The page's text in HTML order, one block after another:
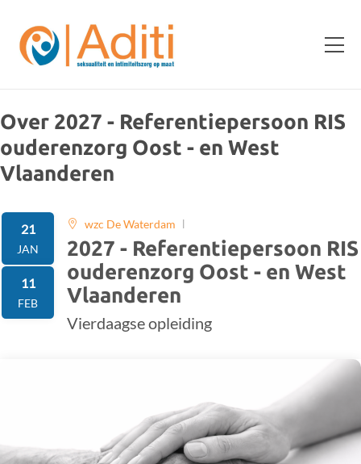
Over 2027 - Referentiepersoon RIS
ouderenzorg Oost - en West
Vlaanderen
21
JAN
t/m
11
FEB
wzc De Waterdam
2027 - Referentiepersoon RIS
ouderenzorg Oost - en West
Vlaanderen
Vierdaagse opleiding